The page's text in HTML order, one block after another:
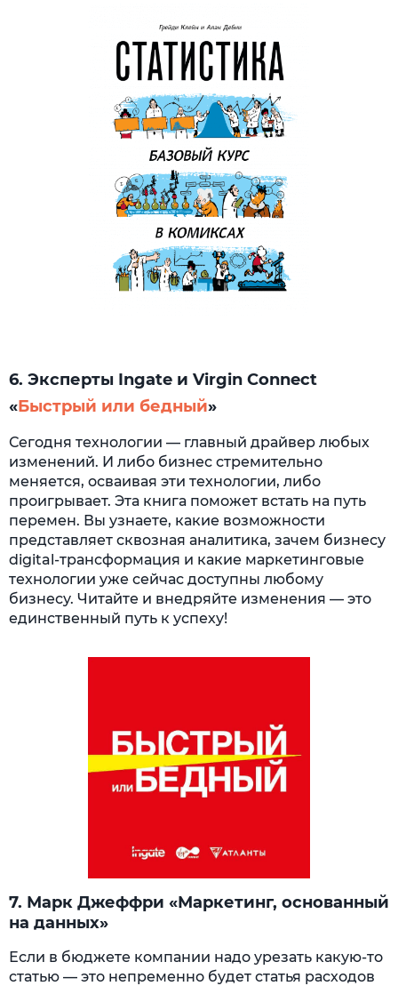
6. Эксперты Ingate и Virgin Connect
«Быстрый или бедный»
Сегодня технологии — главный драйвер любых
изменений. И либо бизнес стремительно
меняется, осваивая эти технологии, либо
проигрывает. Эта книга поможет встать на путь
перемен. Вы узнаете, какие возможности
представляет сквозная аналитика, зачем бизнесу
digital-трансформация и какие маркетинговые
технологии уже сейчас доступны любому
бизнесу. Читайте и внедряйте изменения — это
единственный путь к успеху!
7. Марк Джеффри «Маркетинг, основанный
на данных»
Если в бюджете компании надо урезать какую-то
статью — это непременно будет статья расходов